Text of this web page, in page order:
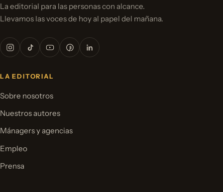
La editorial para las personas con alcance.
Llevamos las voces de hoy al papel del mañana.
LA EDITORIAL
Sobre nosotros
Nuestros autores
Mánagers y agencias
Empleo
Prensa